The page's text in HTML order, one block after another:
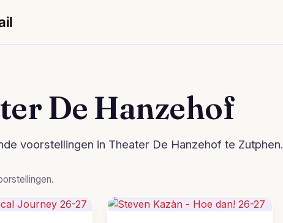
De Hanzehof
voorstellingen in Theater De Hanzehof te Zutphen.